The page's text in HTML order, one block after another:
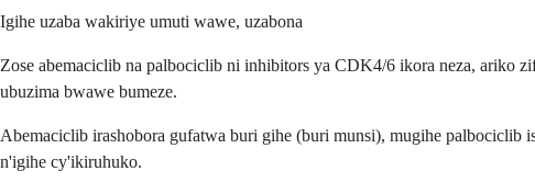
Igihe uzaba wakiriye umuti wawe, uzabona
Zose abemaciclib na palbociclib ni inhibitors ya CDK4/6 ikora neza, ariko
ubuzima bwawe bumeze.
Abemaciclib irashobora gufatwa buri gihe (buri munsi), mugihe
n'igihe cy'ikiruhuko.